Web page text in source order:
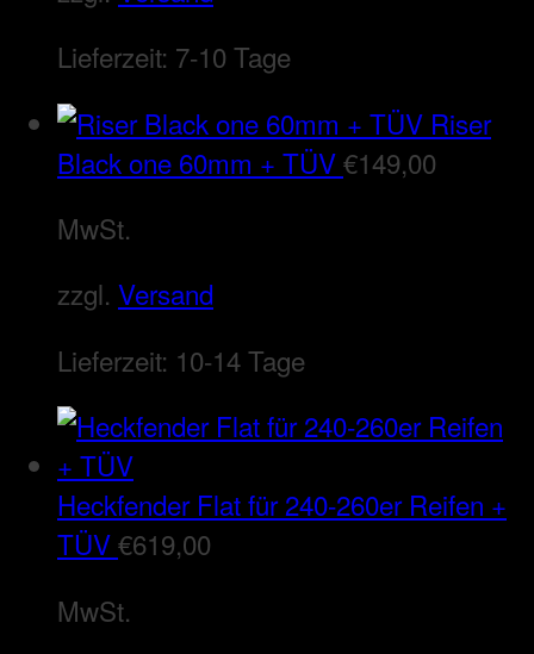
Lieferzeit: 7-10 Tage
Riser
Black one 60mm + TÜV€149,00
MwSt.
zzgl. Versand
Lieferzeit: 10-14 Tage
Heckfender Flat für 240-260er Reifen +
TÜV€619,00
MwSt.